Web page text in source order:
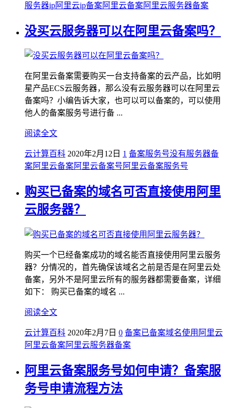
服务器ip阿里云ip备案阿里云备案阿里云服务器备案
没买云服务器可以在阿里云备案吗？
在阿里云备案需要购买一台支持备案的云产品，比如明
星产品ECS云服务器，那么没有云服务器可以在阿里云
备案吗？小编告诉大家，也可以可以备案的，可以使用
他人的备案服务号进行备 ...
阅读全文
云计算百科 2020年2月12日 1 备案服务号没有服务器备
案阿里云备案阿里云备案号 阿里云备案服务号
购买已备案的域名可否直接使用阿里
云服务器？
购买一个已经备案成功的域名能否直接使用阿里云服务
器？分情况的，首先确保该域名之前是否是在阿里云处
备案，另外不是阿里云所有的服务器都需要备案，详细
如下： 购买已备案的域名 ...
阅读全文
云计算百科 2020年2月7日 0 备案已备案域名使用阿里云
阿里云备案阿里云服务器备案
阿里云备案服务号如何申请？备案服
务号申请流程方法